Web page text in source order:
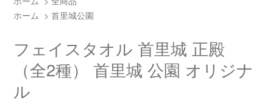
ホーム >首里城公園
フェイスタオル 首里城 正殿
（全2種） 首里城 公園 オリジナ
ル